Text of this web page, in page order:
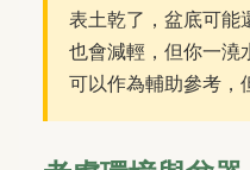
表土乾了，盆底可能
也會減輕，但你一澆
可以作為輔助參考，